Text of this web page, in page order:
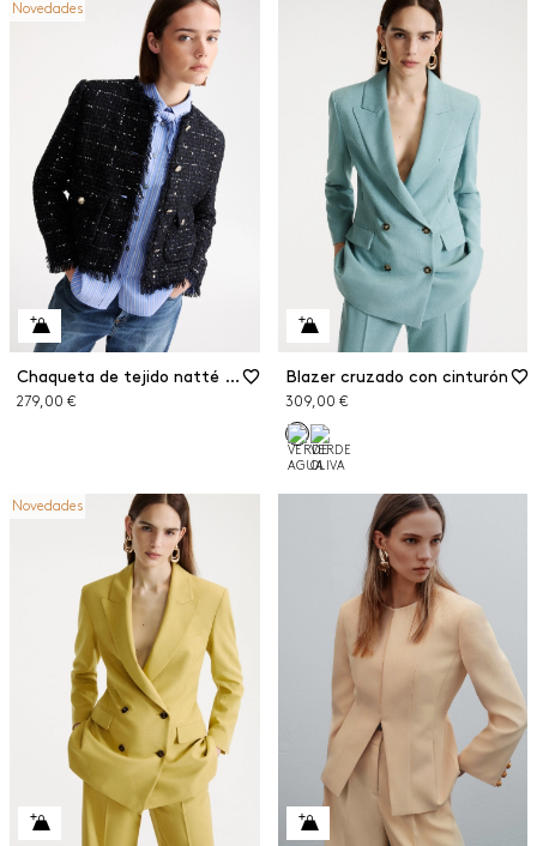
Novedades
Chaqueta de tejido natté con lentejuelas
279,00 €
Blazer cruzado con cinturón
309,00 €
Novedades